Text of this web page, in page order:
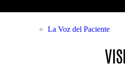
La Voz del Paciente